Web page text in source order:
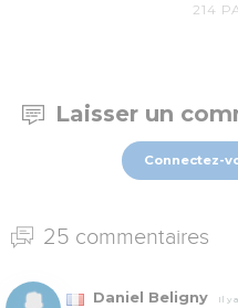
214
Laisser un
Connectez-
25 commentaires
Daniel Beligny Il y